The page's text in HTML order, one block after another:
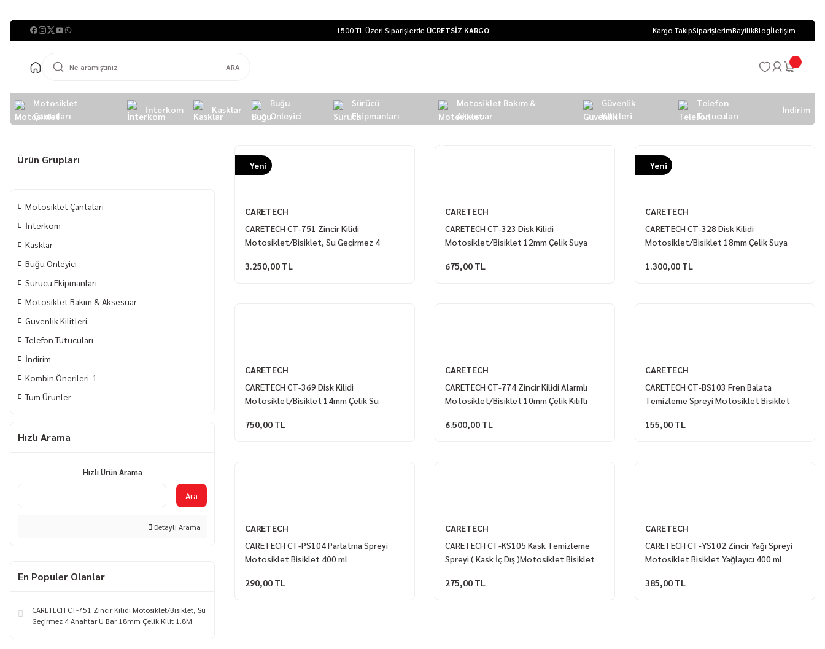
1500 TL Üzeri Siparişlerde ÜCRETSİZ KARGO Kargo TakipSiparişlerimBayilikBlogİletişim
ARA
Motosiklet
Çantaları
İnterkom Kasklar
Buğu
Önleyici
Sürücü
Ekipmanları
Motosiklet Bakım &
Aksesuar
Güvenlik
Kilitleri
Telefon
Tutucuları
İndirim
Ürün Grupları
Motosiklet Çantaları
İnterkom
Kasklar
Buğu Önleyici
Sürücü Ekipmanları
Motosiklet Bakım & Aksesuar
Güvenlik Kilitleri
Telefon Tutucuları
İndirim
Kombin Önerileri-1
Tüm Ürünler
Hızlı Arama
Hızlı Ürün Arama
Ara
Detaylı Arama
En Populer Olanlar
CARETECH CT-751 Zincir Kilidi Motosiklet/Bisiklet, Su
Geçirmez 4 Anahtar U Bar 18mm Çelik Kilit 1.8M
Yeni
CARETECH
CARETECH CT-751 Zincir Kilidi
Motosiklet/Bisiklet, Su Geçirmez 4
3.250,00 TL
CARETECH
CARETECH CT-323 Disk Kilidi
Motosiklet/Bisiklet 12mm Çelik Suya
675,00 TL
Yeni
CARETECH
CARETECH CT-328 Disk Kilidi
Motosiklet/Bisiklet 18mm Çelik Suya
1.300,00 TL
CARETECH
CARETECH CT-369 Disk Kilidi
Motosiklet/Bisiklet 14mm Çelik Su
750,00 TL
CARETECH
CARETECH CT-774 Zincir Kilidi Alarmlı
Motosiklet/Bisiklet 10mm Çelik Kılıflı
6.500,00 TL
CARETECH
CARETECH CT-BS103 Fren Balata
Temizleme Spreyi Motosiklet Bisiklet
155,00 TL
CARETECH
CARETECH CT-PS104 Parlatma Spreyi
Motosiklet Bisiklet 400 ml
290,00 TL
CARETECH
CARETECH CT-KS105 Kask Temizleme
Spreyi ( Kask İç Dış )Motosiklet Bisiklet
275,00 TL
CARETECH
CARETECH CT-YS102 Zincir Yağı Spreyi
Motosiklet Bisiklet Yağlayıcı 400 ml
385,00 TL